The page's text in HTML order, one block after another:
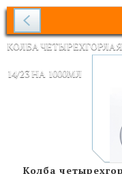
КОЛБА ЧЕТЫРЕХГОРЛАЯ
14/23 НА 1000МЛ
Колба